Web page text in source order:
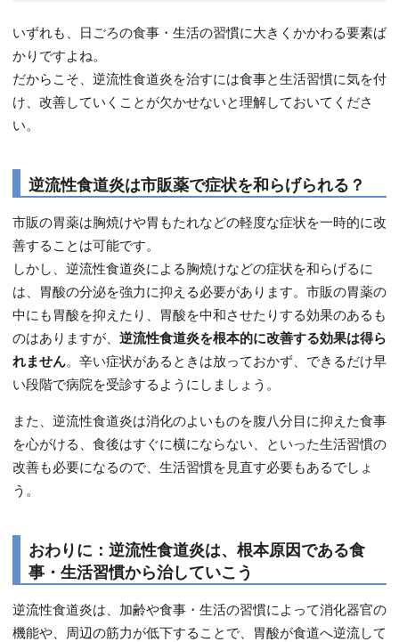
いずれも、日ごろの食事・生活の習慣に大きくかかわる要素ば
かりですよね。
だからこそ、逆流性食道炎を治すには食事と生活習慣に気を付
け、改善していくことが欠かせないと理解しておいてくださ
い。
逆流性食道炎は市販薬で症状を和らげられる？
市販の胃薬は胸焼けや胃もたれなどの軽度な症状を一時的に改
善することは可能です。
しかし、逆流性食道炎による胸焼けなどの症状を和らげるに
は、胃酸の分泌を強力に抑える必要があります。市販の胃薬の
中にも胃酸を抑えたり、胃酸を中和させたりする効果のあるも
のはありますが、 逆流性食道炎を根本的に改善する効果は得ら
れません。辛い症状があるときは放っておかず、できるだけ早
い段階で病院を受診するようにしましょう。
また、逆流性食道炎は消化のよいものを腹八分目に抑えた食事
を心がける、食後はすぐに横にならない、といった生活習慣の
改善も必要になるので、生活習慣を見直す必要もあるでしょ
う。
おわりに：逆流性食道炎は、根本原因である食
事・生活習慣から治していこう
逆流性食道炎は、加齢や食事・生活の習慣によって消化器官の
機能や、周辺の筋力が低下することで、胃酸が食道へ逆流して